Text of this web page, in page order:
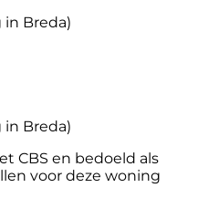
Breda)
Breda)
CBS en bedoeld als
voor deze woning